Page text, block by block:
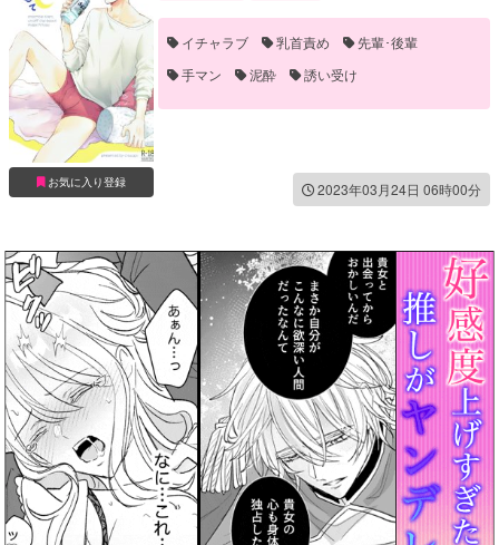
お気に入り登録
イチャラブ 乳首責め
先輩･後輩
手マン
泥酔 誘い受け
2023年03月24日 06時00分